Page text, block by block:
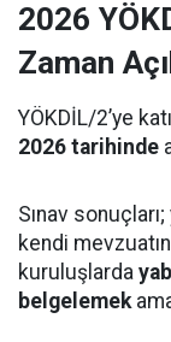
2026
Zaman
YÖKDİL/2’ye
2026 tarihinde
Sınav
kendi
kuruluşlarda
belgelemek